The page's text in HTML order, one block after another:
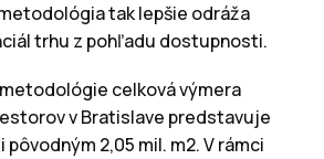
tak lepšie odráža
trhu z pohľadu dostupnosti.
celková výmera
v Bratislave predstavuje
pôvodným 2,05 mil. m2. V rámci